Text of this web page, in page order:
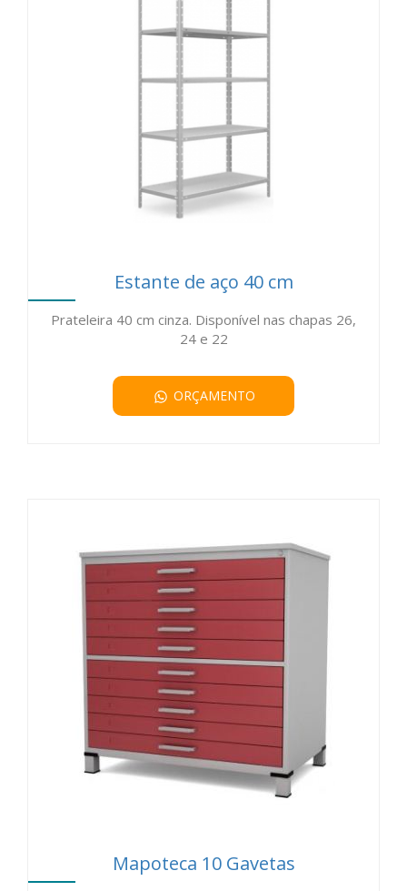
mais através do cartão BNDES.
Entrega com frete grátis para São Paulo - Capital (Zona Norte,
leste, Oeste, Sul e centro) (**). Demais localidades, consultar
frete.
(*) Somente clientes com cadastro aprovado.
(**) Consultar valor mínimo
Estante de aço 40 cm
Prateleira 40 cm cinza. Disponível nas chapas 26,
24 e 22
ORÇAMENTO
Mapoteca 10 Gavetas